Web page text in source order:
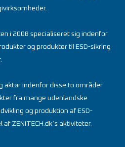
i 2008 specialiseret sig indenfor
og produkter til ESD-sikring
aktør indenfor disse to områder
fra mange udenlandske
og produktion af ESD-
ZENITECH.dk’s aktiviteter.